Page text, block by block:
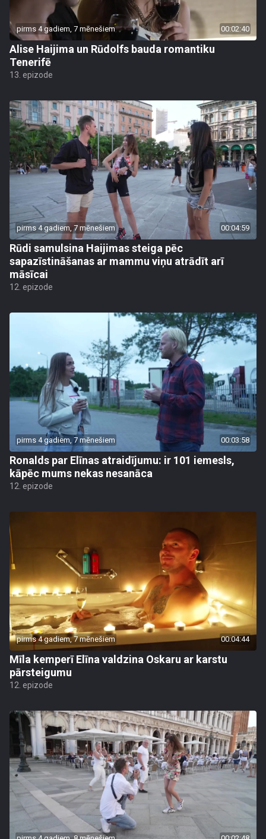
pirms 4 gadiem, 7 mēnešiem 00:02:40
Alise Haijima un Rūdolfs bauda romantiku
Tenerifē
13. epizode
pirms 4 gadiem, 7 mēnešiem 00:04:59
Rūdi samulsina Haijimas steiga pēc
sapazīstināšanas ar mammu viņu atrādīt arī
māsīcai
12. epizode
pirms 4 gadiem, 7 mēnešiem 00:03:58
Ronalds par Elīnas atraidījumu: ir 101 iemesls,
kāpēc mums nekas nesanāca
12. epizode
pirms 4 gadiem, 7 mēnešiem 00:04:44
Mīla kemperī Elīna valdzina Oskaru ar karstu
pārsteigumu
12. epizode